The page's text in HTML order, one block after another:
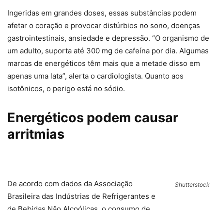
Ingeridas em grandes doses, essas substâncias podem
afetar o coração e provocar distúrbios no sono, doenças
gastrointestinais, ansiedade e depressão. “O organismo de
um adulto, suporta até 300 mg de cafeína por dia. Algumas
marcas de energéticos têm mais que a metade disso em
apenas uma lata”, alerta o cardiologista. Quanto aos
isotônicos, o perigo está no sódio.
Energéticos podem causar
arritmias
Shutterstock
De acordo com dados da Associação
Brasileira das Indústrias de Refrigerantes e